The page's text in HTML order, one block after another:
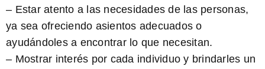
– Estar atento a las necesidades de las personas,
ya sea ofreciendo asientos adecuados o
ayudándoles a encontrar lo que necesitan.
– Mostrar interés por cada individuo y brindarles un